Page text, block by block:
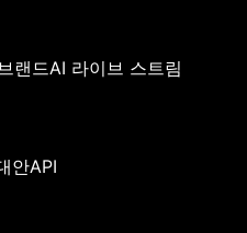
랜드AI 라이브 스트림
안API